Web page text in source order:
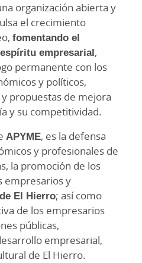
organización abierta y
el crecimiento
fomentando el
empresarial,
permanente con los
y políticos,
propuestas de mejora
y su competitividad.
APYME, es la defensa
y profesionales de
la promoción de los
empresarios y
El Hierro; así como
de los empresarios
públicas,
empresarial,
de El Hierro.